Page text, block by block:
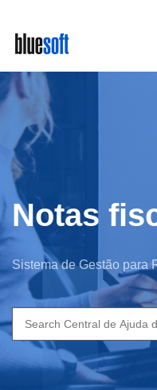
main
content
Notas
Sistema de Gestão para
Search
for: